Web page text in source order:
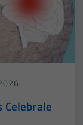
Celebrale